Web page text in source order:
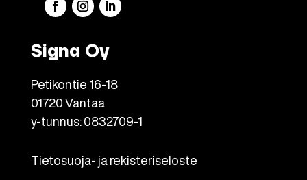
Signa Oy
Petikontie 16-18
01720 Vantaa
y-tunnus: 0832709-1
Tietosuoja- ja rekisteriseloste